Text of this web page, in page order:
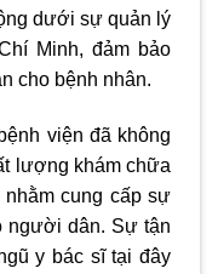
dưới sự quản lý
Minh, đảm bảo
cho bệnh nhân.
viện đã không
lượng khám chữa
cung cấp sự
người dân. Sự tận
y bác sĩ tại đây